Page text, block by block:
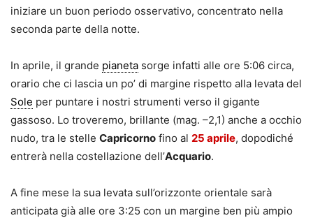
iniziare un buon periodo osservativo, concentrato nella
seconda parte della notte.
In aprile, il grande pianeta sorge infatti alle ore 5:06 circa,
orario che ci lascia un po’ di margine rispetto alla levata del
Sole per puntare i nostri strumenti verso il gigante
gassoso. Lo troveremo, brillante (mag. –2,1) anche a occhio
nudo, tra le stelle Capricorno fino al 25 aprile, dopodiché
entrerà nella costellazione dell’Acquario.
A fine mese la sua levata sull’orizzonte orientale sarà
anticipata già alle ore 3:25 con un margine ben più ampio